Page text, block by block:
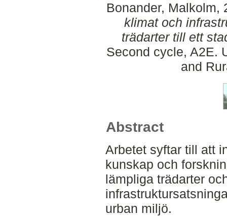
Bonander, Malkolm,
klimat och
trädarter till ett
Second cycle, A2E.
and
Abstract
Arbetet syftar till att
kunskap och
lämpliga trädarter
urban miljö.